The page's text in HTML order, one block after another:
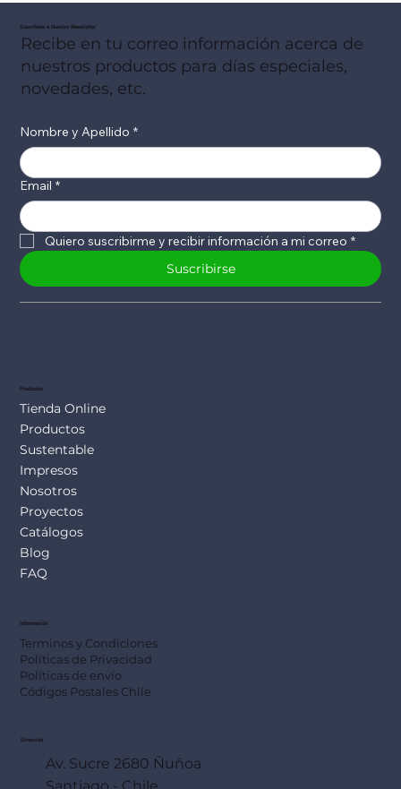
Suscribete a Nuestro Newsletter
Recibe en tu correo información acerca de
nuestros productos para días especiales,
novedades, etc.
Nombre y Apellido *
Email *
Quiero suscribirme y recibir información a mi correo *
Suscribirse
Productos
Tienda Online
Productos
Sustentable
Impresos
Nosotros
Proyectos
Catálogos
Blog
FAQ
Información
Terminos y Condiciones
Políticas de Privacidad
Políticas de envío
Códigos Postales Chile
Dirección
Av. Sucre 2680 Ñuñoa